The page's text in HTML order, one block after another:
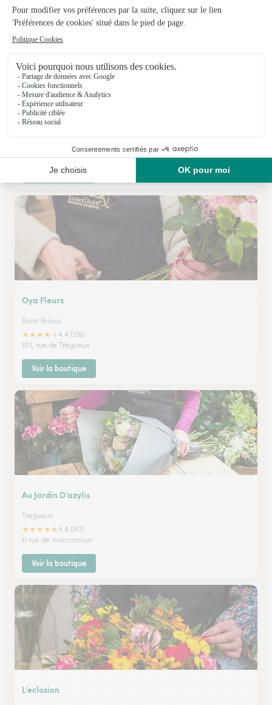
Le Flot des Nuances
Ploubazlanec
5, rue F & I Joliot Curie
Voir la boutique
Oya Fleurs
Saint Brieuc
★★★★
4.4 (126)
103, rue de Tregueux
Voir la boutique
Au Jardin D’azylis
Tregueux
★★★★★4.8 (60)
11 rue de moncontour
Voir la boutique
L’eclosion